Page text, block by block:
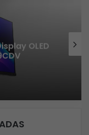
Esports World Cup
Fundador